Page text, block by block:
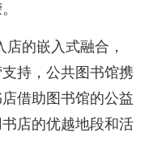
的嵌入式融合，
持，公共图书馆携
借助图书馆的公益
店的优越地段和活